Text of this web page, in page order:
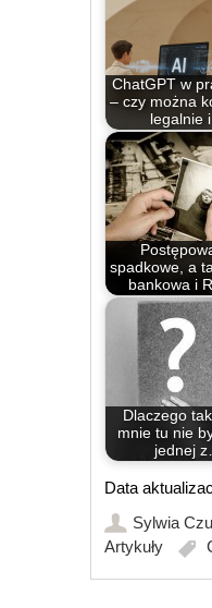
ChatGPT w
– czy można
legalnie
spadkowe, a
bankowa i
Dlaczego
mnie tu nie
jednej
Data
Sylwia
Artykuły